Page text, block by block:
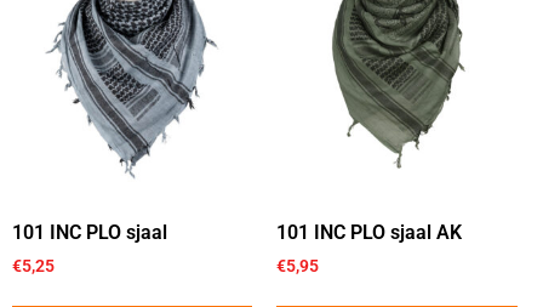
101 INC PLO sjaal
€5,25
101 INC PLO sjaal AK
€5,95